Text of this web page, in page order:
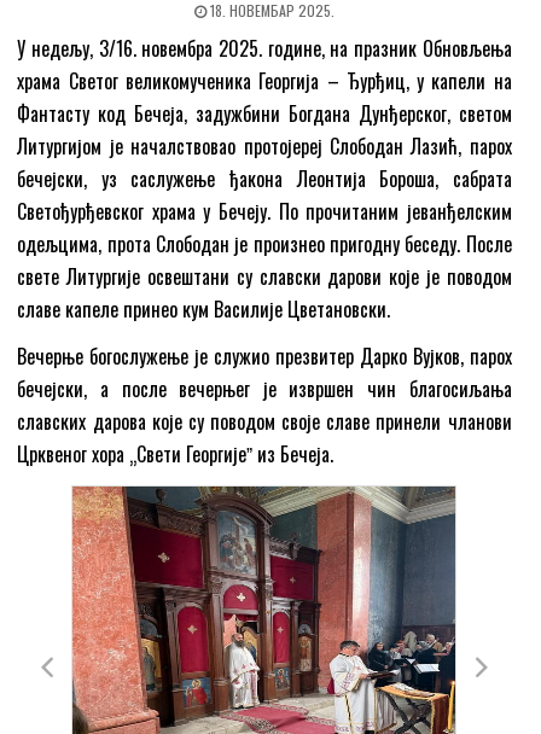
18. НОВЕМБАР 2025.
У недељу, 3/16. новембра 2025. године, на празник Обновљења
храма Светог великомученика Георгија – Ђурђиц, у капели на
Фантасту код Бечеја, задужбини Богдана Дунђерског, светом
Литургијом је началствовао протојереј Слободан Лазић, парох
бечејски, уз саслужење ђакона Леонтија Бороша, сабрата
Светођурђевског храма у Бечеју. По прочитаним јеванђелским
одељцима, прота Слободан је произнео пригодну беседу. После
свете Литургије освештани су славски дарови које је поводом
славе капеле принео кум Василије Цветановски.
Вечерње богослужење је служио презвитер Дарко Вујков, парох
бечејски, а после вечерњег је извршен чин благосиљања
славских дарова које су поводом своје славе принели чланови
Црквеног хора „Свети Георгијеˮ из Бечеја.